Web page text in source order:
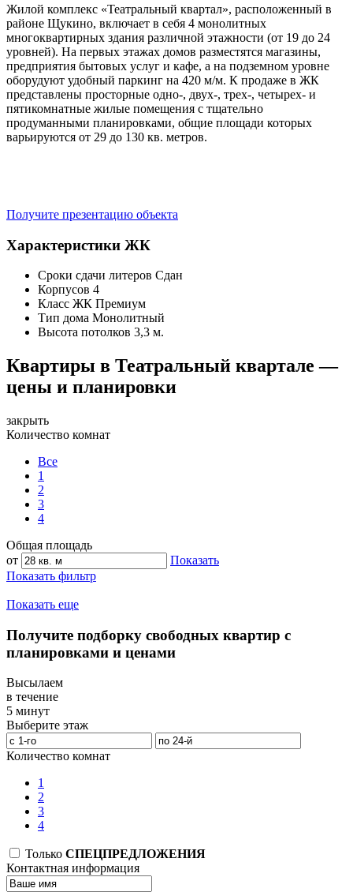
Жилой комплекс «Театральный квартал», расположенный в
районе Щукино, включает в себя 4 монолитных
многоквартирных здания различной этажности (от 19 до 24
уровней). На первых этажах домов разместятся магазины,
предприятия бытовых услуг и кафе, а на подземном уровне
оборудуют удобный паркинг на 420 м/м. К продаже в ЖК
представлены просторные одно-, двух-, трех-, четырех- и
пятикомнатные жилые помещения с тщательно
продуманными планировками, общие площади которых
варьируются от 29 до 130 кв. метров.
Получите презентацию объекта
Характеристики ЖК
Сроки сдачи литеров Сдан
Корпусов 4
Класс ЖК Премиум
Тип дома Монолитный
Высота потолков 3,3 м.
Квартиры в Театральный квартале —
цены и планировки
закрыть
Количество комнат
Все
1
2
3
4
Общая площадь
от
Показать
Показать фильтр
Показать еще
Получите подборку свободных квартир с
планировками и ценами
Высылаем
в течение
5 минут
Выберите этаж
Количество комнат
1
2
3
4
Только СПЕЦПРЕДЛОЖЕНИЯ
Контактная информация